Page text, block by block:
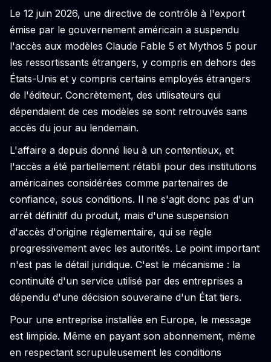
Le 12 juin 2026, une directive de contrôle à l'export
émise par le gouvernement américain a suspendu
l'accès aux modèles Claude Fable 5 et Mythos 5 pour
les ressortissants étrangers, y compris en dehors des
États-Unis et y compris certains employés étrangers
de l'éditeur. Concrètement, des utilisateurs qui
dépendaient de ces modèles se sont retrouvés sans
accès du jour au lendemain.
L'affaire a depuis donné lieu à un contentieux, et
l'accès a été partiellement rétabli pour des institutions
américaines considérées comme partenaires de
confiance, sous conditions. Il ne s'agit donc pas d'un
arrêt définitif du produit, mais d'une suspension
d'accès d'origine réglementaire, qui se règle
progressivement avec les autorités. Le point important
n'est pas le détail juridique. C'est le mécanisme : la
continuité d'un service utilisé par des entreprises a
dépendu d'une décision souveraine d'un État tiers.
Pour une entreprise installée en Europe, le message
est limpide. Même en payant son abonnement, même
en respectant scrupuleusement les conditions